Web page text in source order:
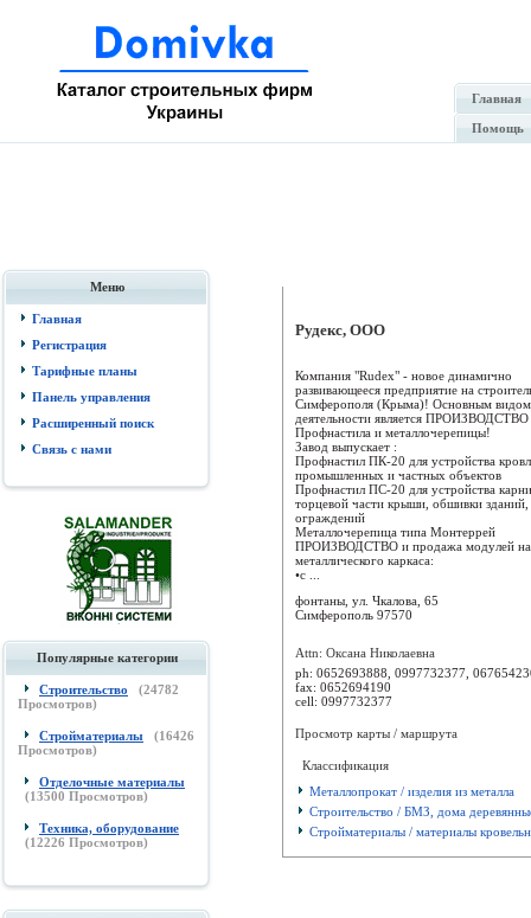
Главная
Помощь
Меню
Главная
Регистрация
Тарифные планы
Панель управления
Расширенный поиск
Связь с нами
Популярные категории
Строительство (24782
Просмотров)
Стройматериалы (16426
Просмотров)
Отделочные материалы
(13500 Просмотров)
Техника, оборудование
(12226 Просмотров)
Рудекс, ООО
Компания "Rudex" - новое динамично
развивающееся предприятие на
Симферополя (Крыма)! Основным видом
деятельности является
Профнастила и металлочерепицы!
Завод выпускает :
Профнастил ПК-20 для устройства
промышленных и частных объектов
Профнастил ПС-20 для устройства
торцевой части крыши, обшивки зданий,
ограждений
Металлочерепица типа Монтеррей
ПРОИЗВОДСТВО и продажа модулей на
металлического каркаса:
•с ...
фонтаны, ул. Чкалова, 65
Симферополь 97570
Attn: Оксана Николаевна
ph: 0652693888, 0997732377,
fax: 0652694190
cell: 0997732377
Просмотр карты / маршрута
Классификация
Металлопрокат / изделия из металла
Строительство / БМЗ, дома
Стройматериалы / материалы